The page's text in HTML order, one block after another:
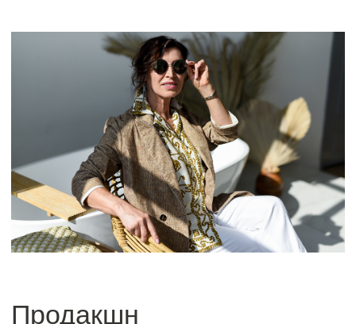
образы, мы составляем комплекты
понятные вашей аудитории, стилизуя
в том числе пространство вокруг для
красивого и приятного визуала.
Для съемки мы очистили пространство,
сделали тематическую развеску,
застилизовали манекен и модель. Нам
потребовалось 3 часа, что бы сделать
подробный обзор и имиджевую визитку.
Результат: привлечение внимания
к бренду, реклама товара в соответствии
с сезонной потребностью клиентов,
увеличение подписчиков в соц сети
и увеличение продаж.